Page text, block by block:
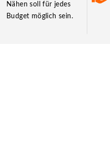
Nähen soll für jedes
Budget möglich sein.